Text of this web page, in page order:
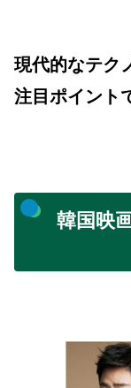
現代的なテク
注目ポイント
韓国映